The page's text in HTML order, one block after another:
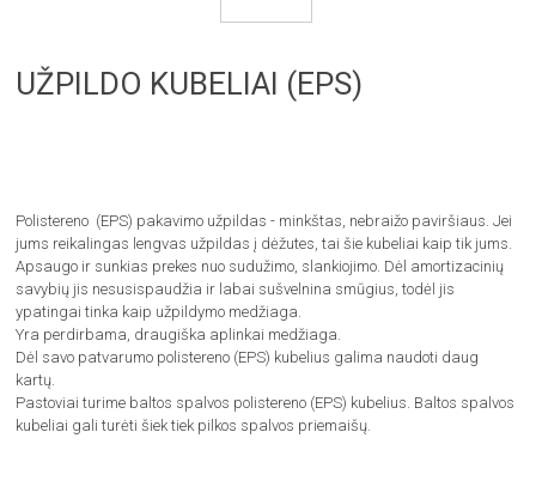
UŽPILDO KUBELIAI (EPS)
Polistereno (EPS) pakavimo užpildas - minkštas, nebraižo paviršiaus. Jei
jums reikalingas lengvas užpildas į dėžutes, tai šie kubeliai kaip tik jums.
Apsaugo ir sunkias prekes nuo sudužimo, slankiojimo. Dėl amortizacinių
savybių jis nesusispaudžia ir labai sušvelnina smūgius, todėl jis
ypatingai tinka kaip užpildymo medžiaga.
Yra perdirbama, draugiška aplinkai medžiaga.
Dėl savo patvarumo polistereno (EPS) kubelius galima naudoti daug
kartų.
Pastoviai turime baltos spalvos polistereno (EPS) kubelius. Baltos spalvos
kubeliai gali turėti šiek tiek pilkos spalvos priemaišų.